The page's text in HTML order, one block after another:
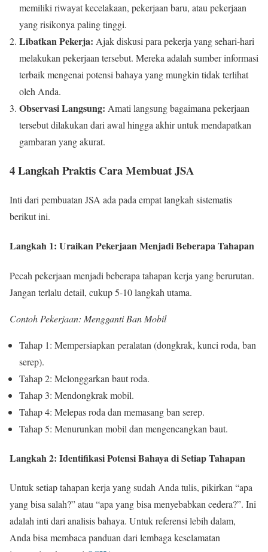
memiliki riwayat kecelakaan, pekerjaan baru, atau pekerjaan
yang risikonya paling tinggi.
Libatkan Pekerja: Ajak diskusi para pekerja yang sehari-hari
melakukan pekerjaan tersebut. Mereka adalah sumber informasi
terbaik mengenai potensi bahaya yang mungkin tidak terlihat
oleh Anda.
Observasi Langsung: Amati langsung bagaimana pekerjaan
tersebut dilakukan dari awal hingga akhir untuk mendapatkan
gambaran yang akurat.
4 Langkah Praktis Cara Membuat JSA
Inti dari pembuatan JSA ada pada empat langkah sistematis
berikut ini.
Langkah 1: Uraikan Pekerjaan Menjadi Beberapa Tahapan
Pecah pekerjaan menjadi beberapa tahapan kerja yang berurutan.
Jangan terlalu detail, cukup 5-10 langkah utama.
Contoh Pekerjaan: Mengganti Ban Mobil
Tahap 1: Mempersiapkan peralatan (dongkrak, kunci roda, ban
serep).
Tahap 2: Melonggarkan baut roda.
Tahap 3: Mendongkrak mobil.
Tahap 4: Melepas roda dan memasang ban serep.
Tahap 5: Menurunkan mobil dan mengencangkan baut.
Langkah 2: Identifikasi Potensi Bahaya di Setiap Tahapan
Untuk setiap tahapan kerja yang sudah Anda tulis, pikirkan “apa
yang bisa salah?” atau “apa yang bisa menyebabkan cedera?”. Ini
adalah inti dari analisis bahaya. Untuk referensi lebih dalam,
Anda bisa membaca panduan dari lembaga keselamatan